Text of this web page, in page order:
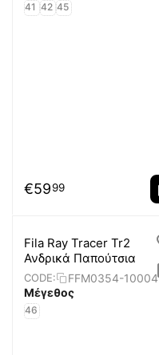
41 42 45
€5999
Fila Ray Tracer Tr2
Ανδρικά Παπούτσια
CODE:
FFM0354-10004
Μέγεθος
46